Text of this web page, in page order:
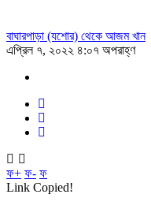
বাঘারপাড়া (যশোর) থেকে আজম খান
এপ্রিল ৭, ২০২২ ৪:০৭ অপরাহ্ণ
ফ+ ফ- ফ
Link Copied!